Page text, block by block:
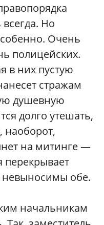
Но
Очень
полицейских.
в них пустую
стражам
душевную
долго утешать,
наоборот,
на митинге —
перекрывает
невыносимы обе.
начальникам